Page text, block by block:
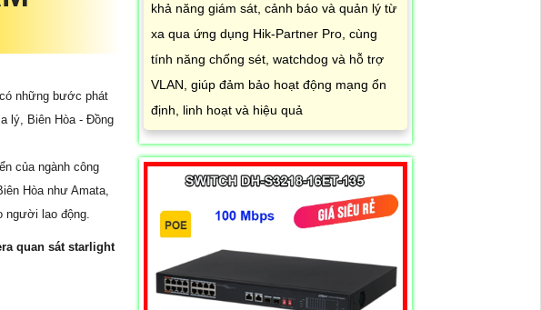
những bước phát
lý, Biên Hòa - Đồng
của ngành công
Hòa như Amata,
người lao động.
quan sát starlight
khả năng giám sát, cảnh báo và quản lý từ
xa qua ứng dụng Hik-Partner Pro, cùng
tính năng chống sét, watchdog và hỗ trợ
VLAN, giúp đảm bảo hoạt động mạng ổn
định, linh hoạt và hiệu quả